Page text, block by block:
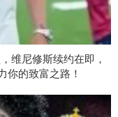
维尼修斯续约在即，
你的致富之路！